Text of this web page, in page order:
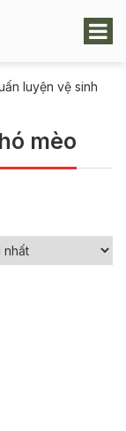
luyện vệ sinh
mèo